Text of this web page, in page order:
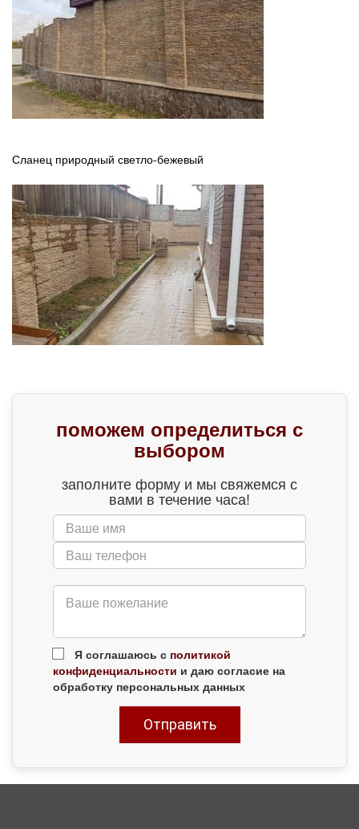
Сланец природный светло-бежевый
поможем определиться с
выбором
заполните форму и мы свяжемся с
вами в течение часа!
Я соглашаюсь с политикой
конфиденциальности и даю согласие на
обработку персональных данных